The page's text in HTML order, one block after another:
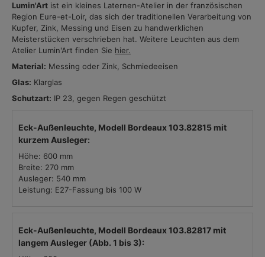
Lumin'Art ist ein kleines Laternen-Atelier in der französischen
Region Eure-et-Loir, das sich der traditionellen Verarbeitung von
Kupfer, Zink, Messing und Eisen zu handwerklichen
Meisterstücken verschrieben hat. Weitere Leuchten aus dem
Atelier Lumin'Art finden Sie hier.
Material: Messing oder Zink, Schmiedeeisen
Glas: Klarglas
Schutzart: IP 23, gegen Regen geschützt
Eck-Außenleuchte, Modell Bordeaux 103.82815 mit
kurzem Ausleger:
Höhe: 600 mm
Breite: 270 mm
Ausleger: 540 mm
Leistung: E27-Fassung bis 100 W
Eck-Außenleuchte, Modell Bordeaux 103.82817 mit
langem Ausleger (Abb. 1 bis 3):